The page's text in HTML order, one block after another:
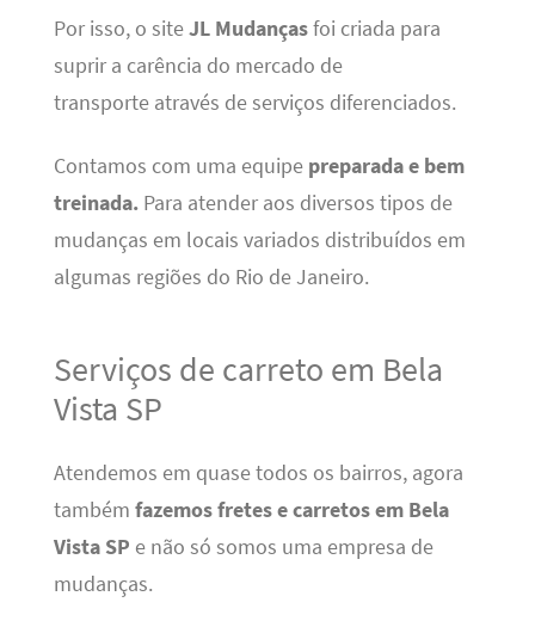
Por isso, o siteJL Mudançasfoi criada para
suprir a carência do mercado de
transporte através de serviços diferenciados.
Contamos com uma equipe preparada e bem
treinada.Para atender aos diversos tipos de
mudanças em locais variados distribuídos em
algumas regiões do Rio de Janeiro.
Serviços de carreto em Bela
Vista SP
Atendemos em quase todos os bairros, agora
também fazemos fretes e carretos em Bela
Vista SP e não só somos uma empresa de
mudanças.